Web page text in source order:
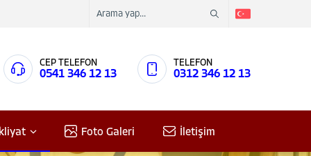
CEP TELEFON
0541 346 12 13
TELEFON
0312 346 12 13
Foto Galeri İletişim